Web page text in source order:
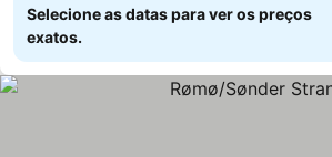
Selecione as datas para ver os preços
exatos.